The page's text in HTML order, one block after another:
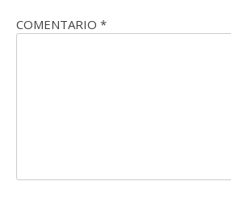
COMENTARIO *